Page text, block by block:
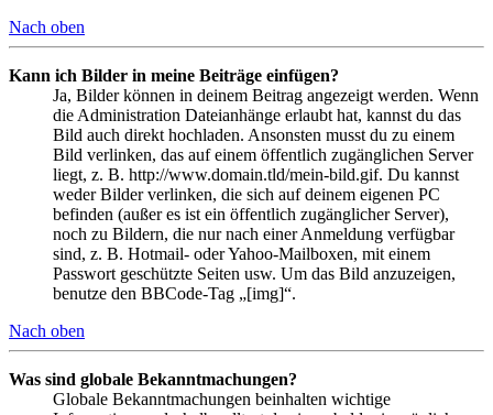
Nach oben
Kann ich Bilder in meine Beiträge einfügen?
Ja, Bilder können in deinem Beitrag angezeigt werden. Wenn
die Administration Dateianhänge erlaubt hat, kannst du das
Bild auch direkt hochladen. Ansonsten musst du zu einem
Bild verlinken, das auf einem öffentlich zugänglichen Server
liegt, z. B. http://www.domain.tld/mein-bild.gif. Du kannst
weder Bilder verlinken, die sich auf deinem eigenen PC
befinden (außer es ist ein öffentlich zugänglicher Server),
noch zu Bildern, die nur nach einer Anmeldung verfügbar
sind, z. B. Hotmail- oder Yahoo-Mailboxen, mit einem
Passwort geschützte Seiten usw. Um das Bild anzuzeigen,
benutze den BBCode-Tag „[img]“.
Nach oben
Was sind globale Bekanntmachungen?
Globale Bekanntmachungen beinhalten wichtige